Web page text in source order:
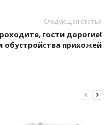
Следующая статья
гости дорогие!
обустройства прихожей